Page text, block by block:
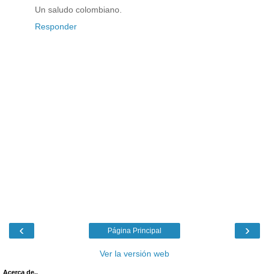
Un saludo colombiano.
Responder
‹ ›
Página Principal
Ver la versión web
Acerca de..